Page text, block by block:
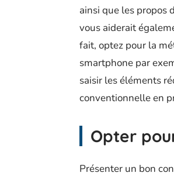
ainsi que les propos
vous aiderait
fait, optez pour la
smartphone par
saisir les éléments
conventionnelle en
Opter
Présenter un bon